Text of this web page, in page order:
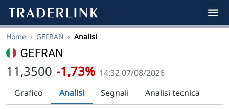
Home › GEFRAN › Analisi
GEFRAN
11,3500 -1,73% 14:32 07/08/2026
Grafico
Analisi Segnali
Analisi tecnica